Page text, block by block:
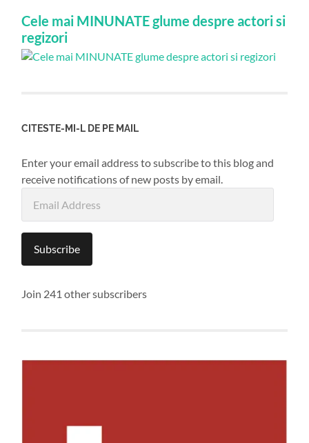
Cele mai MINUNATE glume despre actori si
regizori
CITESTE-MI-L DE PE MAIL
Enter your email address to subscribe to this blog and
receive notifications of new posts by email.
Address
Subscribe
Join 241 other subscribers